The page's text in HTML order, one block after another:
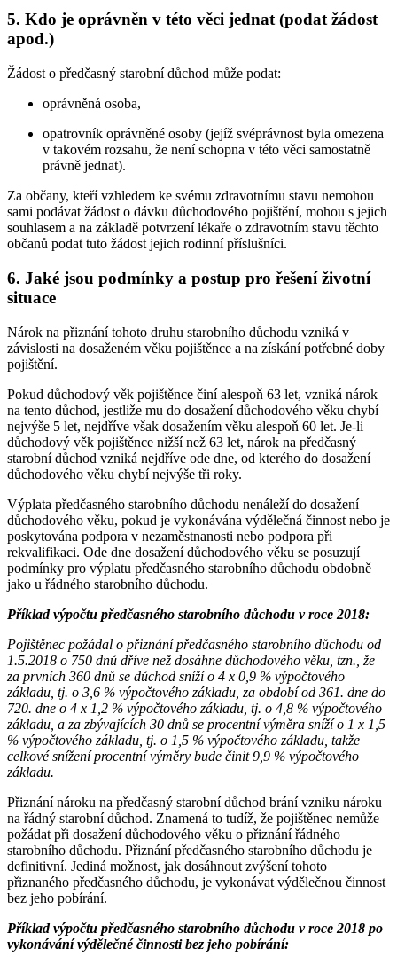
5. Kdo je oprávněn v této věci jednat (podat žádost
apod.)
Žádost o předčasný starobní důchod může podat:
oprávněná osoba,
opatrovník oprávněné osoby (jejíž svéprávnost byla omezena
v takovém rozsahu, že není schopna v této věci samostatně
právně jednat).
Za občany, kteří vzhledem ke svému zdravotnímu stavu nemohou
sami podávat žádost o dávku důchodového pojištění, mohou s jejich
souhlasem a na základě potvrzení lékaře o zdravotním stavu těchto
občanů podat tuto žádost jejich rodinní příslušníci.
6. Jaké jsou podmínky a postup pro řešení životní
situace
Nárok na přiznání tohoto druhu starobního důchodu vzniká v
závislosti na dosaženém věku pojištěnce a na získání potřebné doby
pojištění.
Pokud důchodový věk pojištěnce činí alespoň 63 let, vzniká nárok
na tento důchod, jestliže mu do dosažení důchodového věku chybí
nejvýše 5 let, nejdříve však dosažením věku alespoň 60 let. Je-li
důchodový věk pojištěnce nižší než 63 let, nárok na předčasný
starobní důchod vzniká nejdříve ode dne, od kterého do dosažení
důchodového věku chybí nejvýše tři roky.
Výplata předčasného starobního důchodu nenáleží do dosažení
důchodového věku, pokud je vykonávána výdělečná činnost nebo je
poskytována podpora v nezaměstnanosti nebo podpora při
rekvalifikaci. Ode dne dosažení důchodového věku se posuzují
podmínky pro výplatu předčasného starobního důchodu obdobně
jako u řádného starobního důchodu.
Příklad výpočtu předčasného starobního důchodu v roce 2018:
Pojištěnec požádal o přiznání předčasného starobního důchodu od
1.5.2018 o 750 dnů dříve než dosáhne důchodového věku, tzn., že
za prvních 360 dnů se důchod sníží o 4 x 0,9 % výpočtového
základu, tj. o 3,6 % výpočtového základu, za období od 361. dne do
720. dne o 4 x 1,2 % výpočtového základu, tj. o 4,8 % výpočtového
základu, a za zbývajících 30 dnů se procentní výměra sníží o 1 x 1,5
% výpočtového základu, tj. o 1,5 % výpočtového základu, takže
celkové snížení procentní výměry bude činit 9,9 % výpočtového
základu.
Přiznání nároku na předčasný starobní důchod brání vzniku nároku
na řádný starobní důchod. Znamená to tudíž, že pojištěnec nemůže
požádat při dosažení důchodového věku o přiznání řádného
starobního důchodu. Přiznání předčasného starobního důchodu je
definitivní. Jediná možnost, jak dosáhnout zvýšení tohoto
přiznaného předčasného důchodu, je vykonávat výdělečnou činnost
bez jeho pobírání.
Příklad výpočtu předčasného starobního důchodu v roce 2018 po
vykonávání výdělečné činnosti bez jeho pobírání: